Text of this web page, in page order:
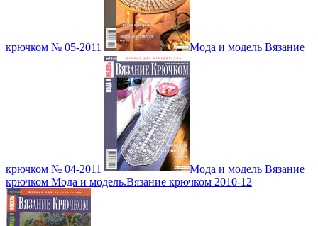
крючком № 05-2011 Мода и модель Вязание
крючком № 04-2011
Мода и модель Вязание
крючком Мода и модель.Вязание крючком 2010-12